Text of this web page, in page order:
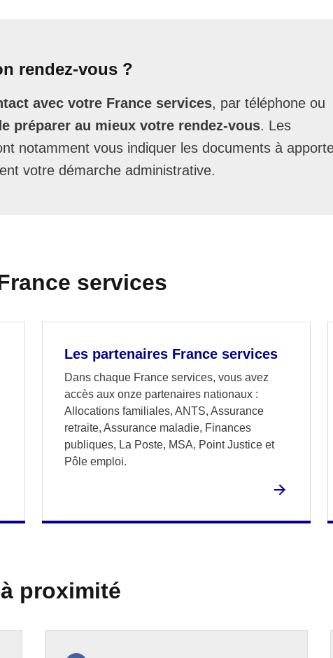
rendez-vous ?
avec votre France services, par téléphone ou
préparer au mieux votre rendez-vous. Les
notamment vous indiquer les documents à
votre démarche administrative.
services
Les partenaires France services
Dans chaque France services, vous avez
accès aux onze partenaires nationaux :
Allocations familiales, ANTS, Assurance
retraite, Assurance maladie, Finances
publiques, La Poste, MSA, Point Justice et
Pôle emploi.
proximité